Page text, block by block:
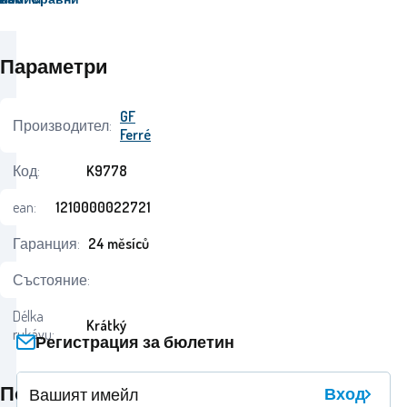
Поло
Параметри
Производител: GF
Ferré
Код:
K9778
ean:
1210000022721
Гаранция: 24 měsíců
Състояние:
Délka
rukávu:
Krátký
Регистрация за бюлетин
Вход